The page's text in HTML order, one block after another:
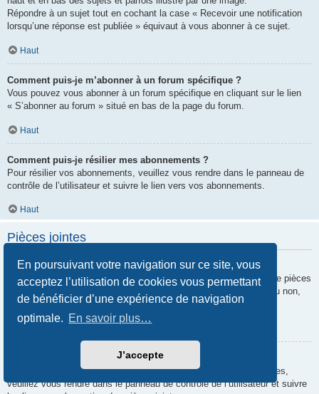
En poursuivant votre navigation sur ce site, vous
acceptez l’utilisation de cookies vous permettant
de bénéficier d’une expérience de navigation
optimale. En savoir plus…
J’accepte
Répondre à un sujet tout en cochant la case « Recevoir une notification
lorsqu’une réponse est publiée » équivaut à vous abonner à ce sujet.
Haut
Comment puis-je m’abonner à un forum spécifique ?
Vous pouvez vous abonner à un forum spécifique en cliquant sur le lien
« S’abonner au forum » situé en bas de la page du forum.
Haut
Comment puis-je résilier mes abonnements ?
Pour résilier vos abonnements, veuillez vous rendre dans le panneau de
contrôle de l’utilisateur et suivre le lien vers vos abonnements.
Haut
Pièces jointes
Quelles pièces jointes sont autorisées sur ce forum ?
Chaque administrateur peut autoriser ou interdire certains types de pièces
jointes. Si vous n’êtes pas certain de savoir ce qui est autorisé ou non,
nous vous invitons à contacter un administrateur du forum.
Comment puis-je retrouver toutes mes pièces jointes ?
Pour retrouver la liste des pièces jointes que vous avez transférées,
veuillez vous rendre dans le panneau de contrôle de l’utilisateur et suivre